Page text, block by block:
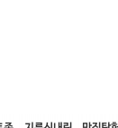
팅 공동구매